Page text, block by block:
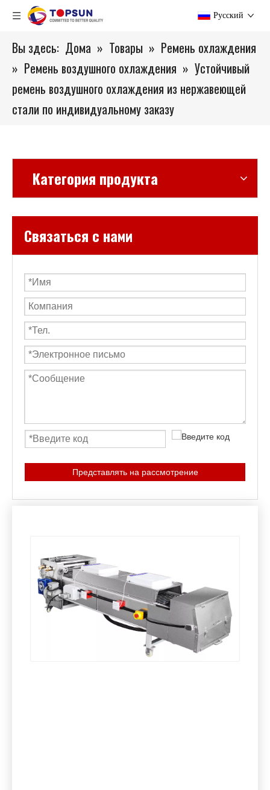
Pусский
Вы здесь: Дома » Товары » Ремень охлаждения
» Ремень воздушного охлаждения » Устойчивый
ремень воздушного охлаждения из нержавеющей
стали по индивидуальному заказу
Категория продукта
Связаться с нами
Представлять на рассмотрение